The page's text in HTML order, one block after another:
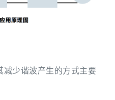
减少谐波产生的方式主要